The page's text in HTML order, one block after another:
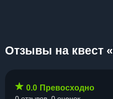
Отзывы на квест
0.0 Превосходно